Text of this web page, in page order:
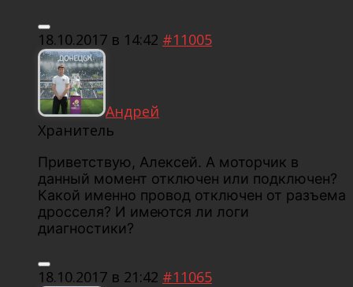
18.10.2017 в 14:42 #11005
Андрей
Хранитель
Приветствую, Алексей. А моторчик в
данный момент отключен или подключен?
Какой именно провод отключен от разъема
дросселя? И имеются ли логи
диагностики?
18.10.2017 в 21:42 #11065